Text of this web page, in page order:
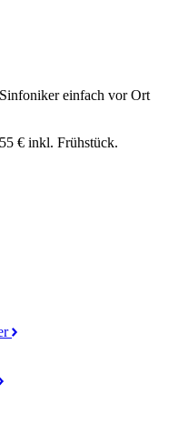
einfach vor Ort
€ inkl. Frühstück.